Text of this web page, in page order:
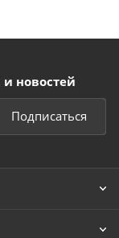
новостей
Подписаться